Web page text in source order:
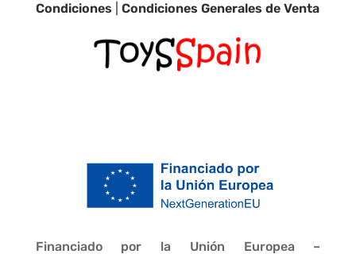
Condiciones |Condiciones Generales de Venta
Financiado por la Unión Europea –